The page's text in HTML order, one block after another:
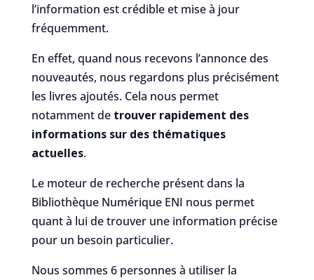
l’information est crédible et mise à jour
fréquemment.
En effet, quand nous recevons l’annonce des
nouveautés, nous regardons plus précisément
les livres ajoutés. Cela nous permet
notamment de trouver rapidement des
informations sur des thématiques
actuelles.
Le moteur de recherche présent dans la
Bibliothèque Numérique ENI nous permet
quant à lui de trouver une information précise
pour un besoin particulier.
Nous sommes 6 personnes à utiliser la